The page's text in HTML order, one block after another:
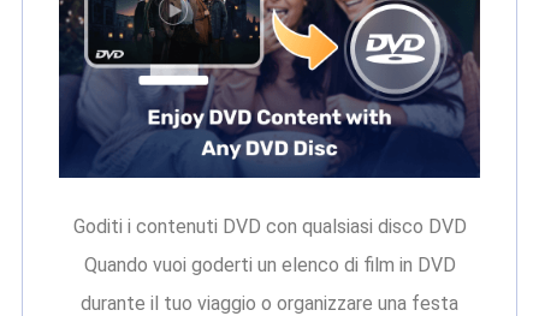
Goditi i contenuti DVD con qualsiasi disco DVD
Quando vuoi goderti un elenco di film in DVD
durante il tuo viaggio o organizzare una festa